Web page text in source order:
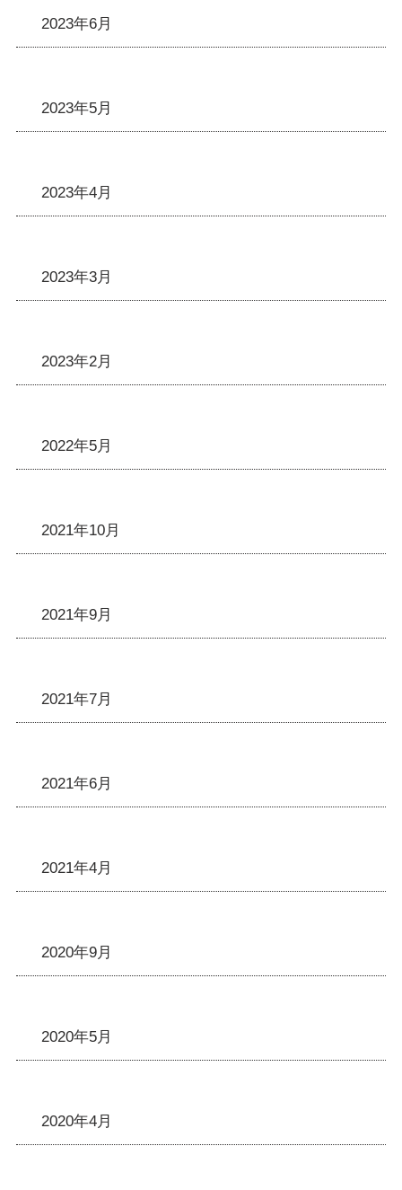
2023年6月
2023年5月
2023年4月
2023年3月
2023年2月
2022年5月
2021年10月
2021年9月
2021年7月
2021年6月
2021年4月
2020年9月
2020年5月
2020年4月